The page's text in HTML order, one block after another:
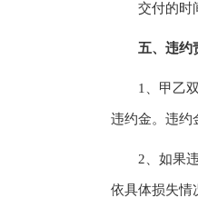
交付的时间
五、违约
1、甲乙双
违约金。违约
2、如果违
依具体损失情